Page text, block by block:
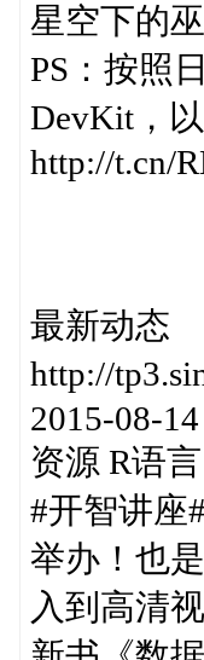
星空下的
PS：按照
DevKit，
http://t.cn/
最新动态
http://
2015-08-
资源 R语
#开智讲座
举办！也
入到高清